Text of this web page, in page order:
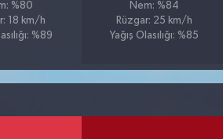
%80
18 km/h
%89
Nem: %84
Rüzgar: 25 km/h
Yağış Olasılığı: %85